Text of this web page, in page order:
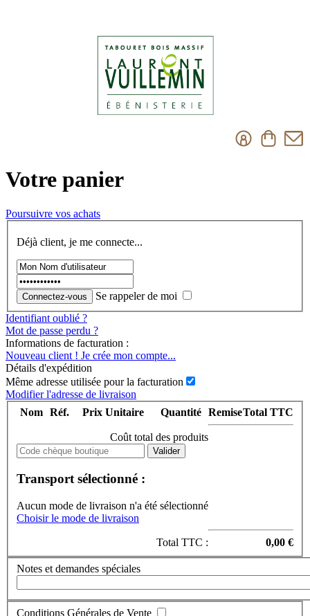
Votre panier
Poursuivre vos achats
Déjà client, je me connecte...
Se rappeler de moi
Identifiant oublié ?
Mot de passe perdu ?
Informations de facturation :
Nouveau client ! Je crée mon compte...
Détails d'expédition
Même adresse utilisée pour la facturation
Modifier l'adresse de livraison
Nom Réf. Prix Unitaire Quantité RemiseTotal TTC
Coût total des produits
Transport sélectionné :
Aucun mode de livraison n'a été sélectionné
Choisir le mode de livraison
Total TTC : 0,00 €
Notes et demandes spéciales
Conditions Générales de Vente